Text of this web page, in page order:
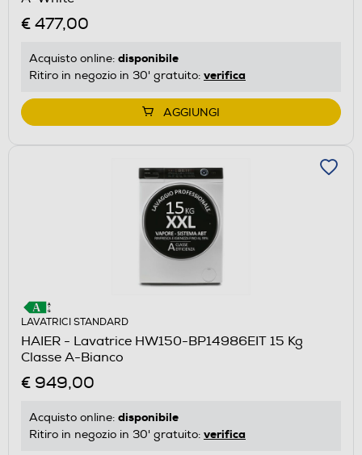
€ 477,00
Acquisto online: disponibile
Ritiro in negozio in 30' gratuito: verifica
AGGIUNGI
LAVATRICI STANDARD
HAIER - Lavatrice HW150-BP14986EIT 15 Kg
Classe A-Bianco
€ 949,00
Acquisto online: disponibile
Ritiro in negozio in 30' gratuito: verifica